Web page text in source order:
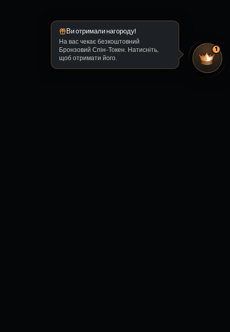
Ви отримали нагороду!
На вас чекає безкоштовний
Бронзовий Спін-Токен. Натисніть,
щоб отримати його.
1